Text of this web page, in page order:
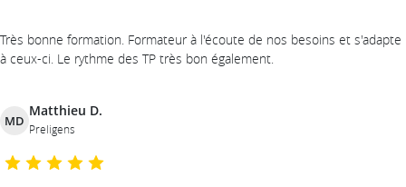
Très bonne formation. Formateur à l'écoute de nos besoins et s'adapte
à ceux-ci. Le rythme des TP très bon également.
MD
Matthieu D.
Preligens